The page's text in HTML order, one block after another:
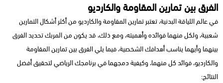
الفرق بين تمارين المقاومة والكارديو
في عالم اللياقة البدنية، تعتبر تمارين المقاومة والكارديو من أكثر أشكال التمارين
شعبية، ولكل منهما فوائده وأهميته، ومع ذلك، قد يكون من المربك تحديد الفرق
بينهما وأيهما يناسب أهدافك الشخصية، فيما يلي الفرق بين تمارين المقاومة
والكارديو، فوائد كل منهما، وكيفية دمجهما في برنامجك الرياضي لتحقيق أفضل
النتائج: